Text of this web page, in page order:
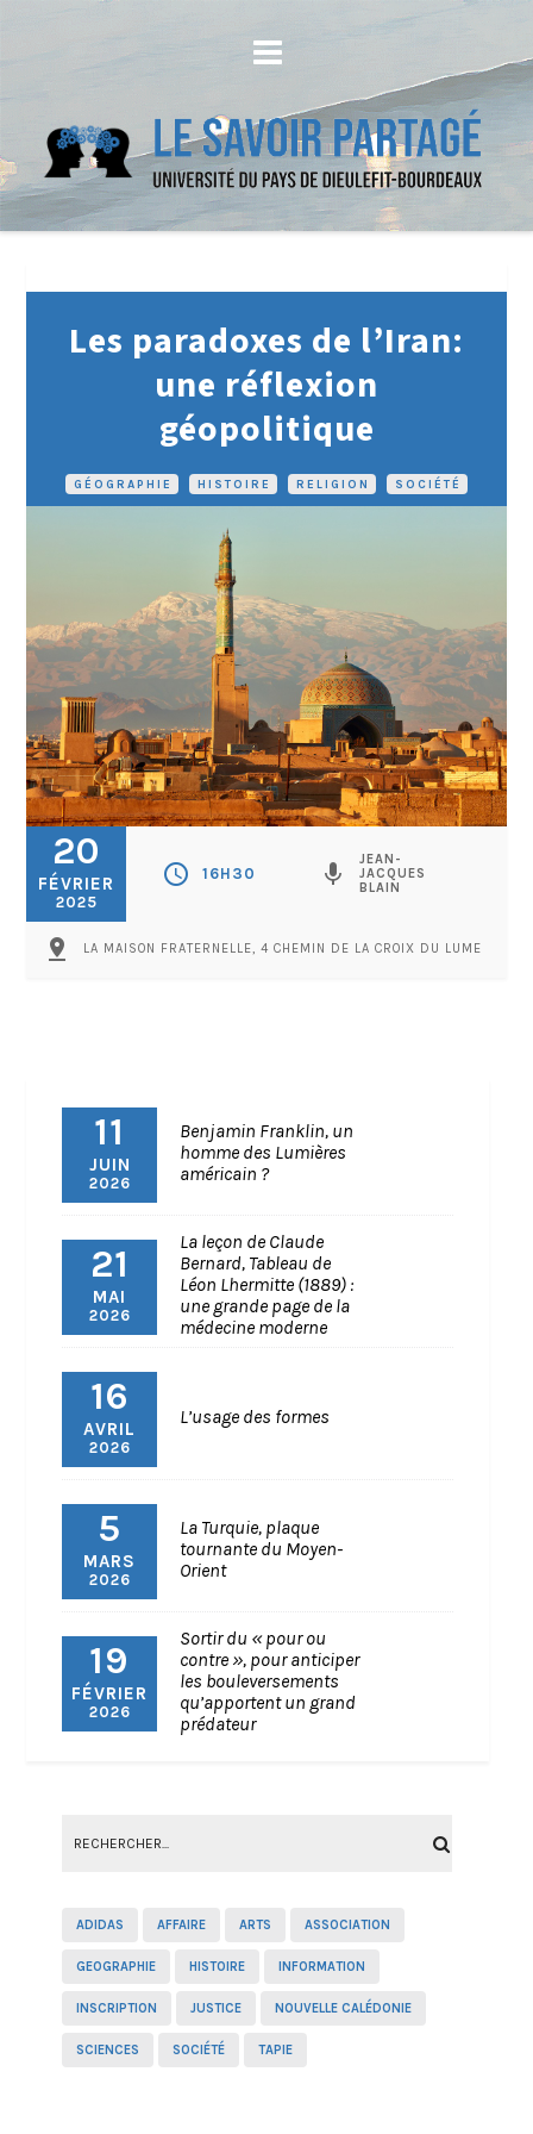
GÉOGRAPHIE HISTOIRE RELIGION SOCIÉTÉ
Les paradoxes de l’Iran:
une réflexion
géopolitique
20
FÉVRIER
2025
schedule 16H30 mic
JEAN-
JACQUES
BLAIN
pin_drop LA MAISON FRATERNELLE, 4 CHEMIN DE LA CROIX DU LUME
11
JUIN
2026
Benjamin Franklin, un
homme des Lumières
américain ?
21
MAI
2026
La leçon de Claude
Bernard, Tableau de
Léon Lhermitte (1889) :
une grande page de la
médecine moderne
16
AVRIL
2026
L’usage des formes
5
MARS
2026
La Turquie, plaque
tournante du Moyen-
Orient
19
FÉVRIER
2026
Sortir du « pour ou
contre », pour anticiper
les bouleversements
qu’apportent un grand
prédateur
ADIDAS AFFAIRE ARTS ASSOCIATION
GEOGRAPHIE HISTOIRE INFORMATION
INSCRIPTION JUSTICE NOUVELLE CALÉDONIE
SCIENCES SOCIÉTÉ TAPIE